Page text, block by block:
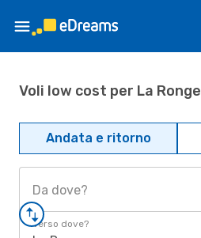
Voli low cost per La Ronge
Andata e ritorno
Da dove?
Verso dove?